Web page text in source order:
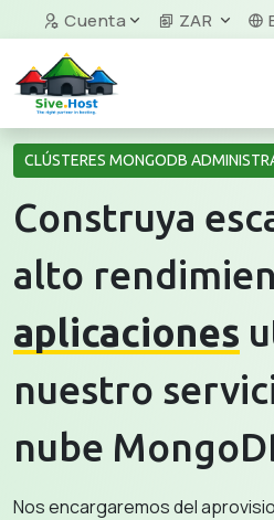
Cuenta ZAR
CLÚSTERES MONGODB
Construya
alto
aplicaciones
nuestro
nube
Nos encargaremos del